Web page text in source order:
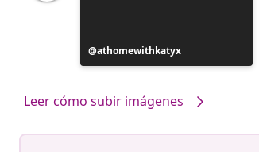
Publicación
realizada
athomewithkatyx
Leer cómo subir imágenes